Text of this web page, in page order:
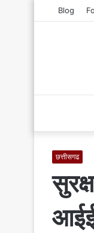
Blog
छत्तीसगढ